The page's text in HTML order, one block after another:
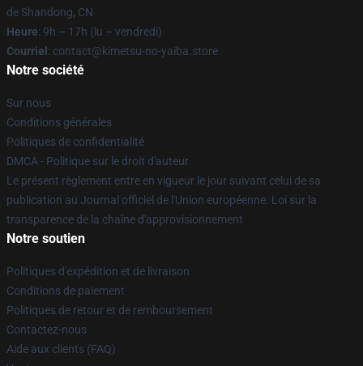
de Shandong, CN
Heure: 9h – 17h (lu – vendredi)
Courriel : contact@kimetsu-no-yaiba.store
Notre société
Sur nous
Conditions générales
Politiques de confidentialité
DMCA - Politique sur le droit d'auteur
Le présent règlement entre en vigueur le jour suivant celui de sa
publication au Journal officiel de l'Union européenne. Loi sur la
transparence de la chaîne d'approvisionnement
Notre soutien
Politiques d'expédition et de livraison
Conditions de paiement
Politiques de retour et de remboursement
Contactez-nous
Aide aux clients (FAQ)